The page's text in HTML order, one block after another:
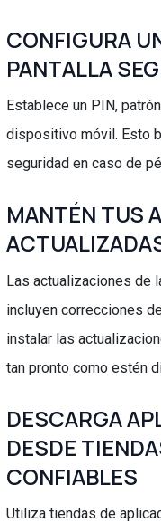
CONFIGURA
PANTALLA
Establece un PIN,
dispositivo móvil. Esto
seguridad en caso de
MANTÉN TUS
Las actualizaciones de
incluyen correcciones
instalar las
tan pronto como estén
DESCARGA
DESDE
CONFIABLES
Utiliza tiendas de